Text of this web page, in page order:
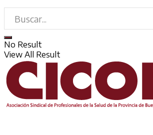
No Result
View All Result